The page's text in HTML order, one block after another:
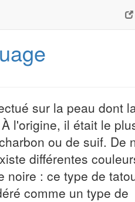
sur la peau dont
l'origine, il était le
ou de suif. De
différentes
noire : ce type de
comme un type de